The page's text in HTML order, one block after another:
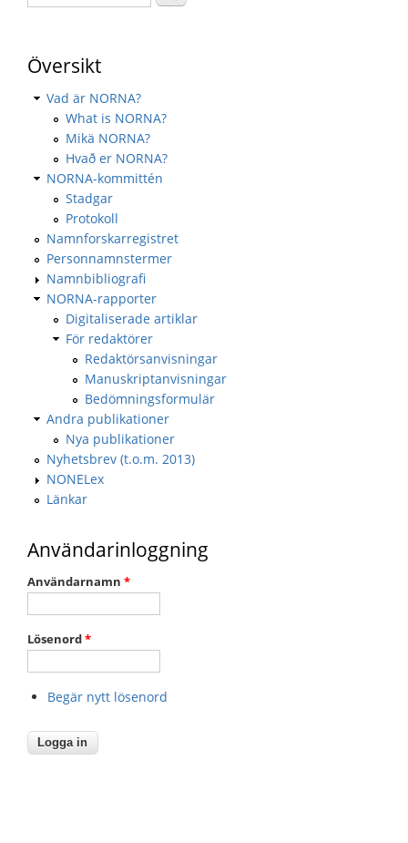
Översikt
Vad är NORNA?
What is NORNA?
Mikä NORNA?
Hvað er NORNA?
NORNA-kommittén
Stadgar
Protokoll
Namnforskarregistret
Personnamnstermer
Namnbibliografi
NORNA-rapporter
Digitaliserade artiklar
För redaktörer
Redaktörsanvisningar
Manuskriptanvisningar
Bedömningsformulär
Andra publikationer
Nya publikationer
Nyhetsbrev (t.o.m. 2013)
NONELex
Länkar
Användarinloggning
Användarnamn *
Lösenord*
Begär nytt lösenord